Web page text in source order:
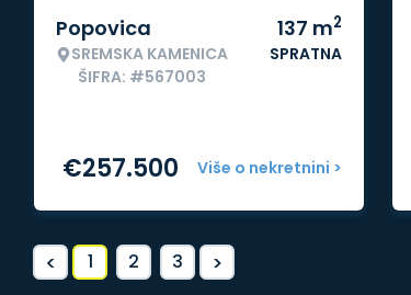
Popovica
SREMSKA KAMENICA
ŠIFRA: #567003
137 m2
SPRATNA
Više o nekretnini >
€257.500
< 1 2 3 >